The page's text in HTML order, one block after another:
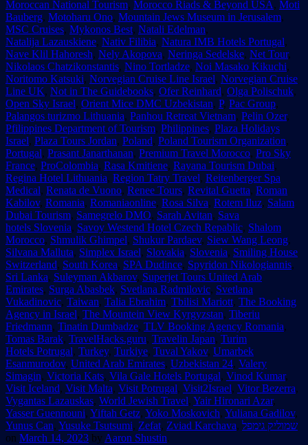
Moroccan National Tourism, Morocco Riads & Beyond USA, Moti
Bauberg, Motoharu Ono, Mountain Jews Museum in Jerusalem,
MSC Cruises, Mykonos Best, Natali Edelman,
Natalija Lazauskiene, Nativ Filibia, Natura IMB Hotels Portugal,
Nave Klil Hahoresh, Nely Akopova, Neringa Sedelske, Net Tour,
Nikolaos Chatzikonstantis, Nino Tortladze, Noi Masako Kikuchi,
Noritomo Katsuki, Norvegian Cruise Line Israel, Norvegian Cruise
Line UK, Not in The Guidebooks, Ofer Reinhard, Olga Polischuk,
Open Sky Israel, Orient Mice DMC Uzbekistan, P, Pac Group,
Palangos turizmo Lithuania, Panhou Retreat Vietnam, Pelin Ozer,
Pfilippines Department of Tourism, Philippines, Plaza Holidays
Israel, Plaza Tours Jordan, Poland, Poland Tourism Organization,
Portugal, Prasant Janarthanan, Premium Travel Morocco, Pro Sky
France, ProColombia, Rasa Kmitiene, Rayana Tourism Dubai,
Regina Hotel Lithuania, Region Tatry Travel, Reitenberger Spa
Medical, Renata de Vuono, Renee Tours, Revital Guetta, Roman
Kabilov, Romania, Romaniaonline, Rosa Silva, Rotem Iluz, Salam
Dubai Tourism, Samegrelo DMO, Sarah Avitan, Sava
hotels Slovenia, Savoy Westend Hotel Czech Repablic, Shalom
Morocco, Shmulik Ghimpel, Shukur Pardaev, Siew Wang Leong,
Silvana Malluta, Simplex Israel, Slovakia, Slovenia, Smiling House
Switzerland, South Korea, SPA Dudince, Spyridon Nikologiannis,
Sri Lanka, Suleyman Akbarov, Superjet Tours United Arab
Emirates, Surga Abasbek, Svetlana Radmilovic, Svetlana
Vukadinovic, Taiwan, Talia Ebrahim, Tbilisi Mariott, The Booking
Agency in Israel, The Mountein View Kyrgyzstan, Tiberiu
Friedmann, Tinatin Dumbadze, TLV Booking Agency Romania,
Tomas Barak, TravelHacks.guru, Travelin Japan, Turim
Hotels Potrugal, Turkey, Turkiye, Tuval Yakov, Umarbek
Esanmurodov, United Arab Emirates, Uzbekistan 24, Valery
Simagin, Victoria Kats, Vila Gale Hotels Portugal, Vinod Kumar,
Visit Iceland, Visit Malta, Visit Potrugal, Visit2Israel, Vitor Bezerra,
Vygantas Lazauskas, World Jewish Travel, Yair Hironari Azar,
Yasser Guennouni, Yiftah Getz, Yoko Moskovich, Yuliana Gadilov,
Yunus Can, Yusuke Tsutsumi, Zefat, Zviad Karchava, שמוליק גימפל
on March 14, 2023 by Aaron Shustin.